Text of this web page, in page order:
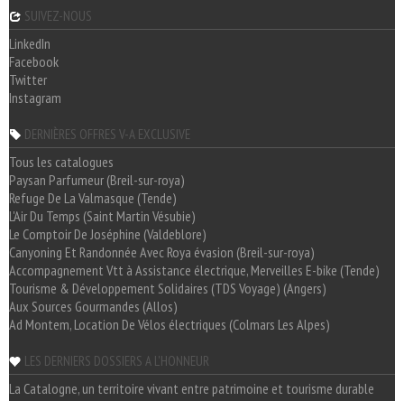
SUIVEZ-NOUS
LinkedIn
Facebook
Twitter
Instagram
DERNIÈRES OFFRES V-A EXCLUSIVE
Tous les catalogues
Paysan Parfumeur (Breil-sur-roya)
Refuge De La Valmasque (Tende)
L'Air Du Temps (Saint Martin Vésubie)
Le Comptoir De Joséphine (Valdeblore)
Canyoning Et Randonnée Avec Roya évasion (Breil-sur-roya)
Accompagnement Vtt à Assistance électrique, Merveilles E-bike (Tende)
Tourisme & Développement Solidaires (TDS Voyage) (Angers)
Aux Sources Gourmandes (Allos)
Ad Montem, Location De Vélos électriques (Colmars Les Alpes)
LES DERNIERS DOSSIERS A L'HONNEUR
La Catalogne, un territoire vivant entre patrimoine et tourisme durable